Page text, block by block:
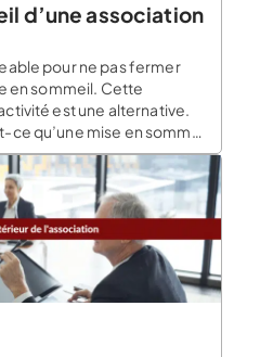
d’une association
pour ne pas fermer
en sommeil. Cette
est une alternative.
ce qu’une mise en sommeil
fermer une association, la
avantageuse. En
association implique